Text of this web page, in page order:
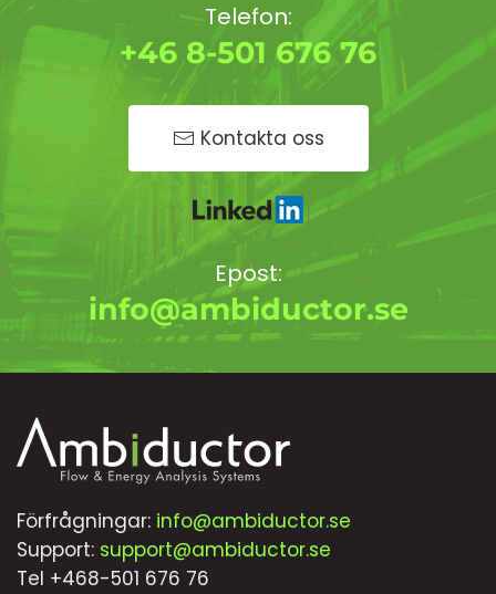
Telefon:
+46 8-501 676 76
Kontakta oss
Epost:
info@ambiductor.se
Förfrågningar: info@ambiductor.se
Support: support@ambiductor.se
Tel +468-501 676 76